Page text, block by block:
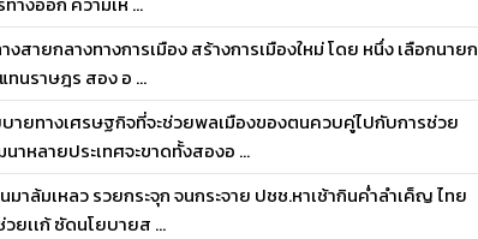
สายกลางทางการเมือง สร้างการเมืองใหม่ โดย หนึ่ง เลือกนายก
นราษฎร สอง อ ...
ายทางเศรษฐกิจที่จะช่วยพลเมืองของตนควบคู่ไปกับการช่วย
หลายประเทศจะขาดทั้งสองอ ...
ล้มเหลว รวยกระจุก จนกระจาย ปชช.หาเช้ากินค่ำลำเค็ญ ไทย
ยเเก้ ซัดนโยบายส ...